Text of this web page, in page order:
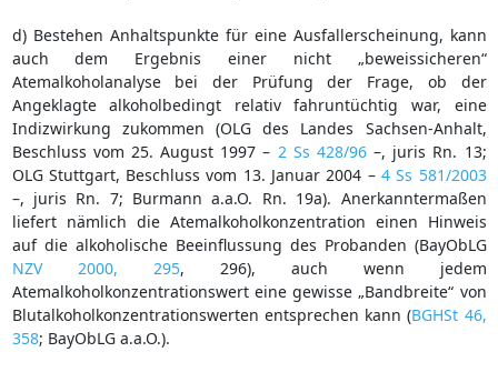
d) Bestehen Anhaltspunkte für eine Ausfallerscheinung, kann
auch dem Ergebnis einer nicht „beweissicheren“
Atemalkoholanalyse bei der Prüfung der Frage, ob der
Angeklagte alkoholbedingt relativ fahruntüchtig war, eine
Indizwirkung zukommen (OLG des Landes Sachsen-Anhalt,
Beschluss vom 25. August 1997 – 2 Ss 428/96–, juris Rn. 13;
OLG Stuttgart, Beschluss vom 13. Januar 2004 – 4 Ss 581/2003
–, juris Rn. 7; Burmann a.a.O. Rn. 19a). Anerkanntermaßen
liefert nämlich die Atemalkoholkonzentration einen Hinweis
auf die alkoholische Beeinflussung des Probanden (BayObLG
NZV 2000, 295, 296), auch wenn jedem
Atemalkoholkonzentrationswert eine gewisse „Bandbreite“ von
Blutalkoholkonzentrationswerten entsprechen kann (BGHSt 46,
358; BayObLG a.a.O.).